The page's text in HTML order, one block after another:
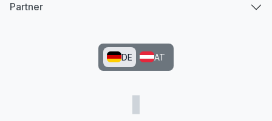
Partner
DE AT